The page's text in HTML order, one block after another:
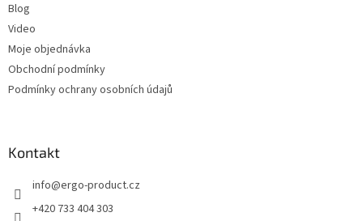
Blog
Video
Moje objednávka
Obchodní podmínky
Podmínky ochrany osobních údajů
Kontakt
info@ergo-product.cz
+420 733 404 303